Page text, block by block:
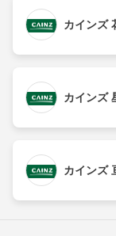
カインズ
カインズ
カインズ